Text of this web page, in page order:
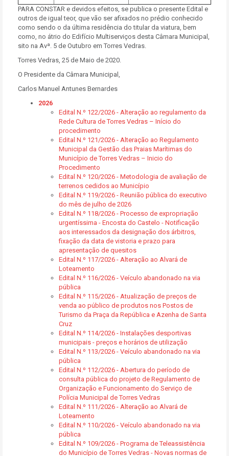
PARA CONSTAR e devidos efeitos, se publica o presente Edital e
outros de igual teor, que vão ser afixados no prédio conhecido
como sendo o da última residência do titular da viatura, bem
como, no átrio do Edifício Multiserviços desta Câmara Municipal,
sito na Avª. 5 de Outubro em Torres Vedras.
Torres Vedras, 25 de Maio de 2020.
O Presidente da Câmara Municipal,
Carlos Manuel Antunes Bernardes
2026
Edital N.º 122/2026 - Alteração ao regulamento da
Rede Cultura de Torres Vedras – Início do
procedimento
Edital N.º 121/2026 - Alteração ao Regulamento
Municipal da Gestão das Praias Marítimas do
Município de Torres Vedras – Inicio do
Procedimento
Edital N.º 120/2026 - Metodologia de avaliação de
terrenos cedidos ao Município
Edital N.º 119/2026 - Reunião pública do executivo
do mês de julho de 2026
Edital N.º 118/2026 - Processo de expropriação
urgentíssima - Encosta do Castelo - Notificação
aos interessados da designação dos árbitros,
fixação da data de vistoria e prazo para
apresentação de quesitos
Edital N.º 117/2026 - Alteração ao Alvará de
Loteamento
Edital N.º 116/2026 - Veículo abandonado na via
pública
Edital N.º 115/2026 - Atualização de preços de
venda ao público de produtos nos Postos de
Turismo da Praça da República e Azenha de Santa
Cruz
Edital N.º 114/2026 - Instalações desportivas
municipais - preços e horários de utilização
Edital N.º 113/2026 - Veículo abandonado na via
pública
Edital N.º 112/2026 - Abertura do período de
consulta pública do projeto de Regulamento de
Organização e Funcionamento do Serviço de
Polícia Municipal de Torres Vedras
Edital N.º 111/2026 - Alteração ao Alvará de
Loteamento
Edital N.º 110/2026 - Veículo abandonado na via
pública
Edital N.º 109/2026 - Programa de Teleassistência
do Município de Torres Vedras - Novas normas de